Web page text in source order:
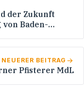
der Zukunft
Baden-
NEUERER BEITRAG
Pfisterer MdL